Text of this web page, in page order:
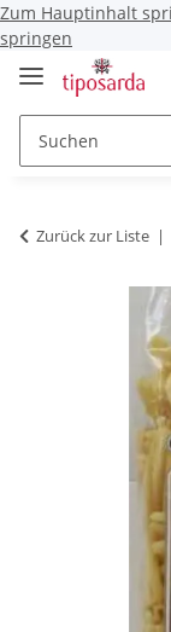
Zum Hauptinhalt
springen
Zurück zur Liste